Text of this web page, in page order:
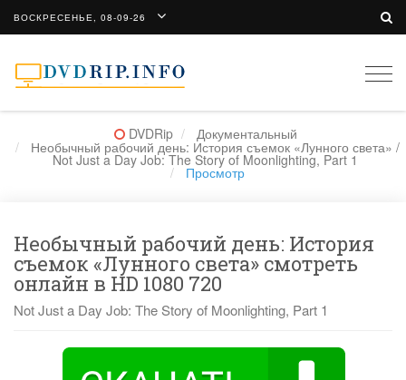
ВОСКРЕСЕНЬЕ, 08-09-26
DVDRip Документальный
Необычный рабочий день: История съемок «Лунного света» /
Not Just a Day Job: The Story of Moonlighting, Part 1
Просмотр
Необычный рабочий день: История
съемок «Лунного света» смотреть
онлайн в HD 1080 720
Not Just a Day Job: The Story of Moonlighting, Part 1